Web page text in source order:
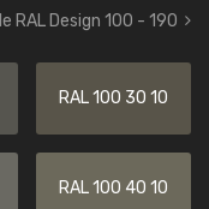
RAL Design 100 - 190
RAL 100 30 10
RAL 100 40 10